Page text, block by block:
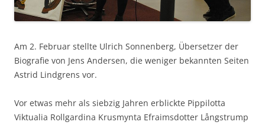
Am 2. Februar stellte Ulrich Sonnenberg, Übersetzer der
Biografie von Jens Andersen, die weniger bekannten Seiten
Astrid Lindgrens vor.
Vor etwas mehr als siebzig Jahren erblickte Pippilotta
Viktualia Rollgardina Krusmynta Efraimsdotter Långstrump